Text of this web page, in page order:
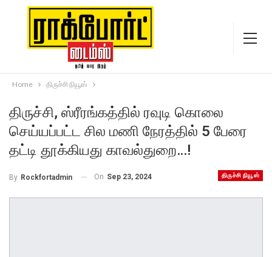
Home திருச்சி நியூஸ்
திருச்சி, ஸ்ரீரங்கத்தில் ரவுடி கொலை
செய்யப்பட்ட சில மணி நேரத்தில் 5 பேரை
தட்டி தூக்கியது காவல்துறை…!
திருச்சி நியூஸ்
By Rockfortadmin On Sep 23, 2024